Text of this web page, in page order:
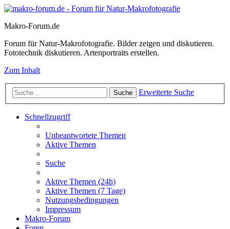
Makro-Forum.de
Forum für Natur-Makrofotografie. Bilder zeigen und diskutieren.
Fototechnik diskutieren. Artenportraits erstellen.
Zum Inhalt
Suche Erweiterte Suche
Schnellzugriff
Unbeantwortete Themen
Aktive Themen
Suche
Aktive Themen (24h)
Aktive Themen (7 Tage)
Nutzungsbedingungen
Impressum
Makro-Forum